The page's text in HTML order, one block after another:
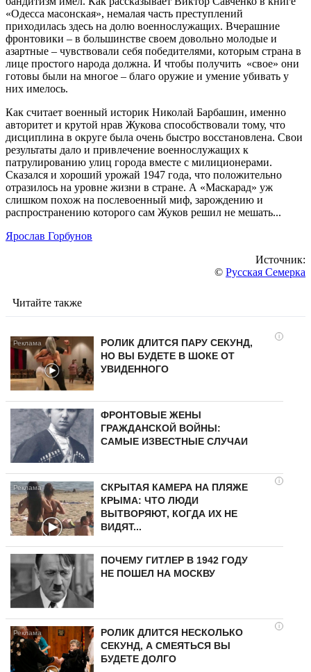
«Одесса масонская», немалая часть преступлений
приходилась здесь на долю военнослужащих. Вчерашние
фронтовики – в большинстве своем довольно молодые и
азартные – чувствовали себя победителями, которым страна в
лице простого народа должна. И чтобы получить «свое» они
готовы были на многое – благо оружие и умение убивать у
них имелось.
Как считает военный историк Николай Барбашин, именно
авторитет и крутой нрав Жукова способствовали тому, что
дисциплина в округе была очень быстро восстановлена. Свои
результаты дало и привлечение военнослужащих к
патрулированию улиц города вместе с милиционерами.
Сказался и хороший урожай 1947 года, что положительно
отразилось на уровне жизни в стране. А «Маскарад» уж
слишком похож на послевоенный миф, зарождению и
распространению которого сам Жуков решил не мешать...
Ярослав Горбунов
Источник:
© Русская Семерка
Читайте также
i
РОЛИК ДЛИТСЯ ПАРУ СЕКУНД,
НО ВЫ БУДЕТЕ В ШОКЕ ОТ
УВИДЕННОГО
ФРОНТОВЫЕ ЖЕНЫ
ГРАЖДАНСКОЙ ВОЙНЫ:
САМЫЕ ИЗВЕСТНЫЕ СЛУЧАИ
i
СКРЫТАЯ КАМЕРА НА ПЛЯЖЕ
КРЫМА: ЧТО ЛЮДИ
ВЫТВОРЯЮТ, КОГДА ИХ НЕ
ВИДЯТ...
ПОЧЕМУ ГИТЛЕР В 1942 ГОДУ
НЕ ПОШЕЛ НА МОСКВУ
i
РОЛИК ДЛИТСЯ НЕСКОЛЬКО
СЕКУНД, А СМЕЯТЬСЯ ВЫ
БУДЕТЕ ДОЛГО